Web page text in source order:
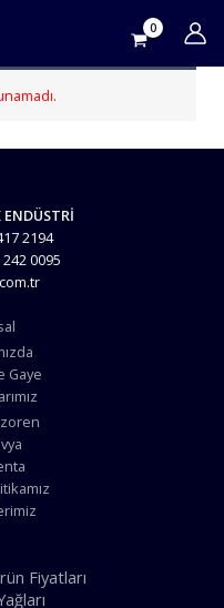
2194
0095
Gaye
Fiyatları